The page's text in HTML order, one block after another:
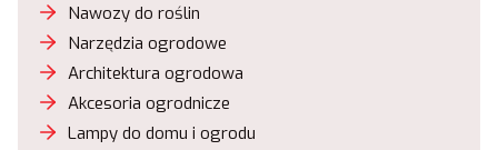
Nawozy do roślin
Narzędzia ogrodowe
Architektura ogrodowa
Akcesoria ogrodnicze
Lampy do domu i ogrodu